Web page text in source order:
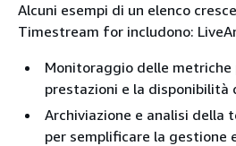
Alcuni esempi di un elenco
Timestream for includono:
Monitoraggio delle metriche
prestazioni e la disponibilità
Archiviazione e analisi della
per semplificare la gestione